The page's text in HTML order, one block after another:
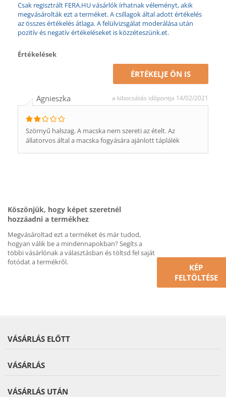
Csak regisztrált FERA.HU vásárlók írhatnak véleményt, akik
megvásárolták ezt a terméket. A csillagok által adott értékelés
az összes értékelés átlaga. A felülvizsgálat moderálása után
pozitív és negatív értékeléseket is közzéteszünk.et.
Értékelések
ÉRTÉKELJE ÖN IS
Agnieszka a kibocsátás időpontja 14/02/2021
Szörnyű halszag. A macska nem szereti az ételt. Az
állatorvos által a macska fogyására ajánlott táplálék
Köszönjük, hogy képet szeretnél
hozzáadni a termékhez
Megvásároltad ezt a terméket és már tudod,
hogyan válik be a mindennapokban? Segíts a
többi vásárlónak a választásban és töltsd fel saját
fotódat a termékről.
KÉP
FELTÖLTÉSE
VÁSÁRLÁS ELŐTT
VÁSÁRLÁS
VÁSÁRLÁS UTÁN